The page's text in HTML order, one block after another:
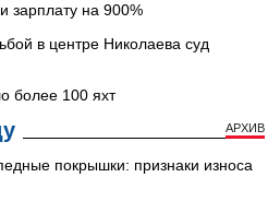
зарплату на 900%
в центре Николаева суд
более 100 яхт
АРХИВ
покрышки: признаки износа